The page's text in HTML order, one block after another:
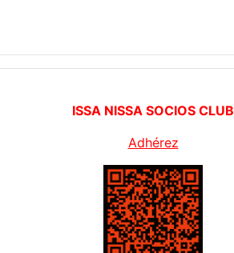
ISSA NISSA SOCIOS CLUB
Adhérez